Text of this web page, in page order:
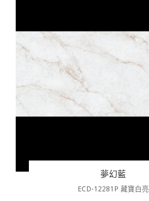
夢幻藍
ECD-12281P 藏寶白亮